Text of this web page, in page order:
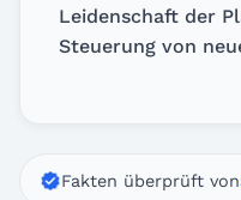
Leidenschaft der
Steuerung von
Fakten überprüft von